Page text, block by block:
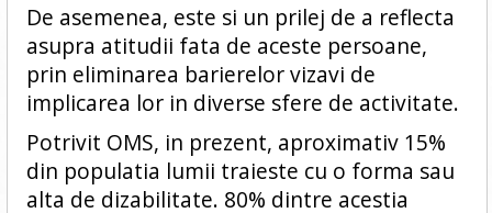
De asemenea, este si un prilej de a reflecta
asupra atitudii fata de aceste persoane,
prin eliminarea barierelor vizavi de
implicarea lor in diverse sfere de activitate.
Potrivit OMS, in prezent, aproximativ 15%
din populatia lumii traieste cu o forma sau
alta de dizabilitate. 80% dintre acestia